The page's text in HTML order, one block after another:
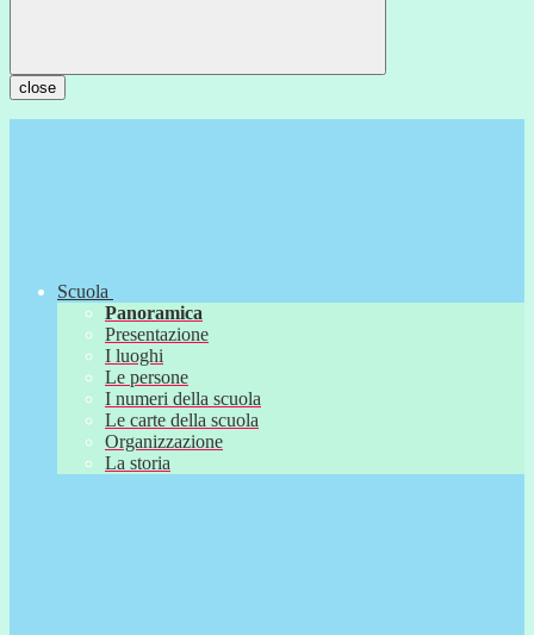
close
Scuola
Panoramica
Presentazione
I luoghi
Le persone
I numeri della scuola
Le carte della scuola
Organizzazione
La storia